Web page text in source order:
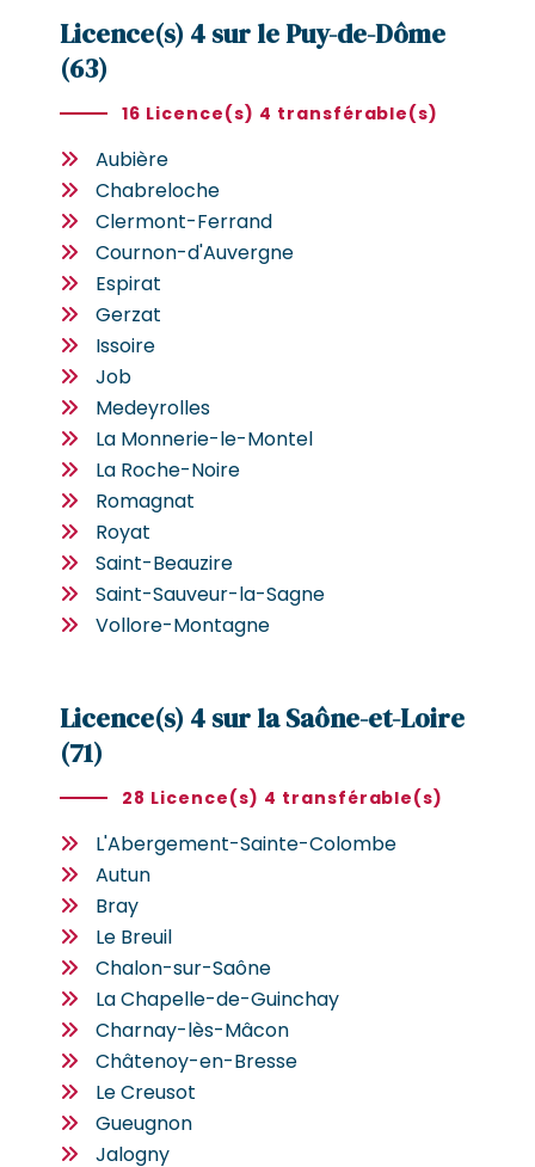
Licence(s) 4 sur le Puy-de-Dôme
(63)
16 Licence(s) 4 transférable(s)
Aubière
Chabreloche
Clermont-Ferrand
Cournon-d'Auvergne
Espirat
Gerzat
Issoire
Job
Medeyrolles
La Monnerie-le-Montel
La Roche-Noire
Romagnat
Royat
Saint-Beauzire
Saint-Sauveur-la-Sagne
Vollore-Montagne
Licence(s) 4 sur la Saône-et-Loire
(71)
28 Licence(s) 4 transférable(s)
L'Abergement-Sainte-Colombe
Autun
Bray
Le Breuil
Chalon-sur-Saône
La Chapelle-de-Guinchay
Charnay-lès-Mâcon
Châtenoy-en-Bresse
Le Creusot
Gueugnon
Jalogny